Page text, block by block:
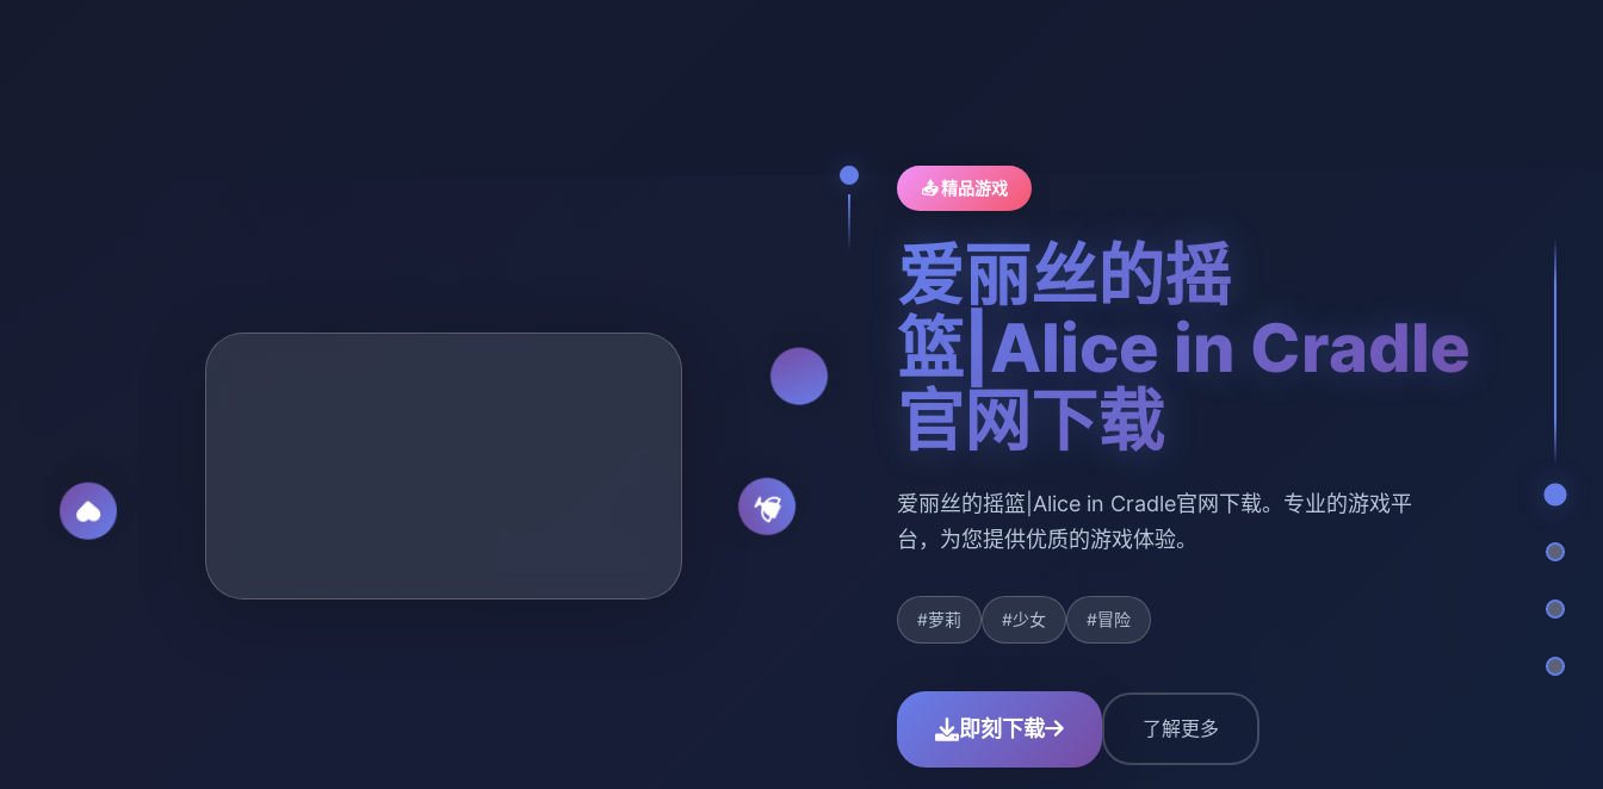
📤 精品游戏
爱丽丝的摇
篮|Alice in Cradle
官网下载
爱丽丝的摇篮|Alice in Cradle官网下载。专业的游戏平
台，为您提供优质的游戏体验。
#萝莉 #少女 #冒险
即刻下载 了解更多